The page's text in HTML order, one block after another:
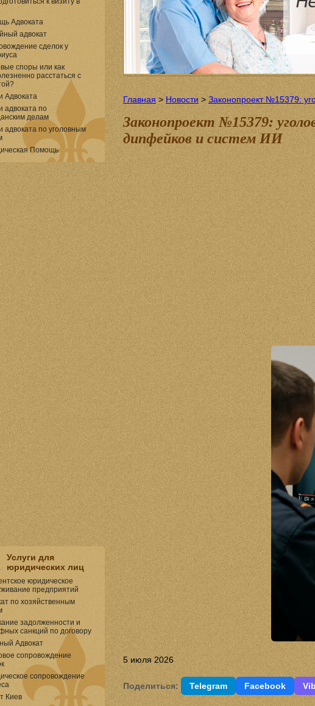
Главная >Новости>Законопроект №15379:
Законопроект №15379:
дипфейков и систем ИИ
5 июля 2026
Поделиться: Telegram Facebook
Адвоката
адвокат
сделок у
споры или как
расстаться с
Адвоката
адвоката по
делам
адвоката по уголовным
Помощь
Услуги для
юридических лиц
юридическое
предприятий
по хозяйственным
задолженности и
санкций по договору
Адвокат
сопровождение
сопровождение
Киев